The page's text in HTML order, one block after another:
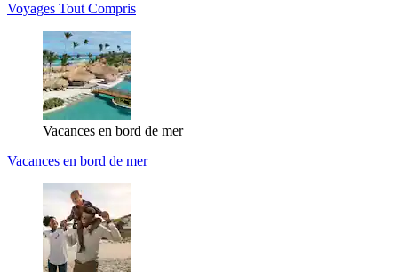
Voyages Tout Compris
Vacances en bord de mer
Vacances en bord de mer